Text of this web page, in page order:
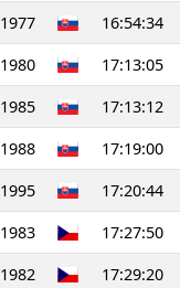
1977
16:54:34
1980
17:13:05
1985
17:13:12
1988
17:19:00
1995
17:20:44
1983
17:27:50
1982
17:29:20